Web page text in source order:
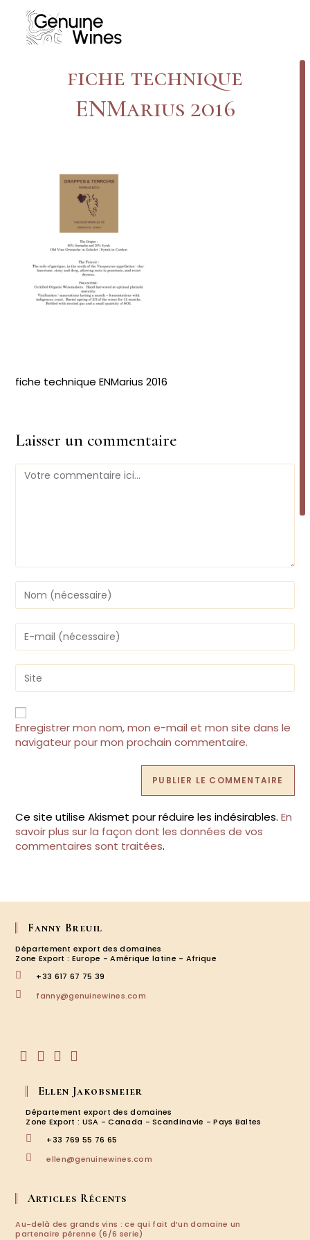
content
fiche technique
ENMarius 2016
fiche technique ENMarius 2016
Laisser un commentaire
Comment
Enter
your
name
or
username
to
comment
Enter
your
email
address
to
comment
Saisir
l’URL
de
votre
site
(facultatif)
Enregistrer mon nom, mon e-mail et mon site dans le
navigateur pour mon prochain commentaire.
Ce site utilise Akismet pour réduire les indésirables.En
savoir plus sur la façon dont les données de vos
commentaires sont traitées.
Fanny Breuil
Département export des domaines
Zone Export : Europe - Amérique latine - Afrique
+33 617 67 75 39
fanny@genuinewines.com
dans
un
nouvel
onglet
un
nouvel
onglet
un
nouvel
onglet
un
nouvel
onglet
Ellen Jakobsmeier
Département export des domaines
Zone Export : USA - Canada - Scandinavie - Pays Baltes
+33 769 55 76 65
ellen@genuinewines.com
Articles Récents
Au-delà des grands vins : ce qui fait d’un domaine un
partenaire pérenne (6/6 serie)